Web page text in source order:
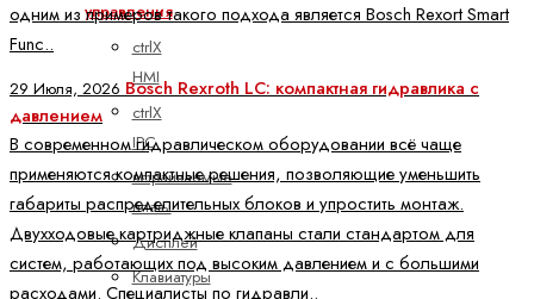
управления
ctrlX
HMI
ctrlX
IPC
встраиваемые
платы
Дисплей
Клавиатуры
одним из примеров такого подхода является Bosch Rexort Smart
Func..
29 Июля, 2026 Bosch Rexroth LC: компактная гидравлика с
давлением
В современном гидравлическом оборудовании всё чаще
применяются компактные решения, позволяющие уменьшить
габариты распределительных блоков и упростить монтаж.
Двухходовые картриджные клапаны стали стандартом для
систем, работающих под высоким давлением и с большими
расходами. Специалисты по гидравли..